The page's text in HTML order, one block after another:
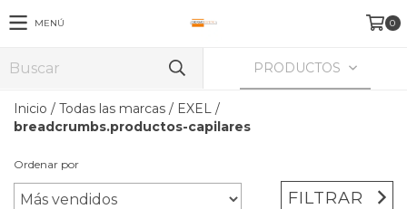
MENÚ 0
PRODUCTOS
Inicio / Todas las marcas / EXEL /
breadcrumbs.productos-capilares
Ordenar por
FILTRAR